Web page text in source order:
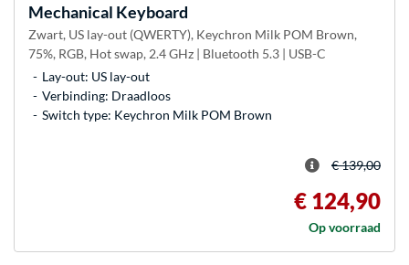
Mechanical Keyboard
Zwart, US lay-out (QWERTY), Keychron Milk POM Brown,
75%, RGB, Hot swap, 2.4 GHz | Bluetooth 5.3 | USB-C
Lay-out: US lay-out
Verbinding: Draadloos
Switch type: Keychron Milk POM Brown
€ 139,00
€ 124,90
Op voorraad